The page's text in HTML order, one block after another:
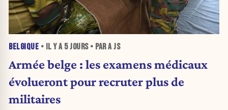
BELGIQUE • IL Y A 5 JOURS• PAR A JS
Armée belge : les examens médicaux
évolueront pour recruter plus de
militaires